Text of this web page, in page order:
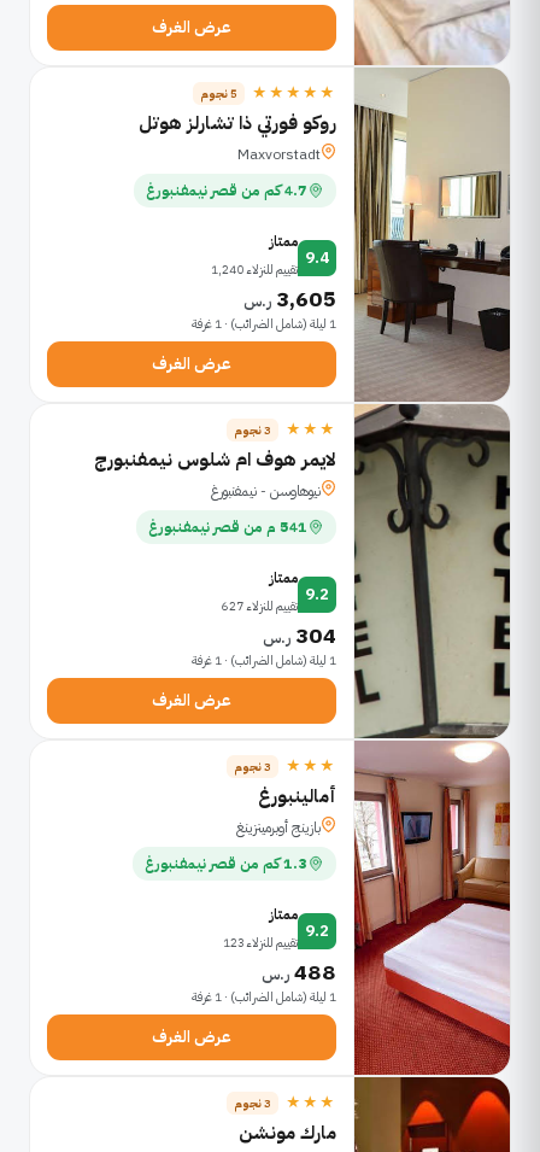
عرض الغرف
★★★★★ 5 نجوم
روكو فورتي ذا تشارلز هوتل
Maxvorstadt
4.7 كم من قصر نيمفنبورغ
9.4
ممتاز
تقييم للنزلاء 1,240
3,605 ر.س
1 ليلة (شامل الضرائب) · 1 غرفة
عرض الغرف
★★★ 3 نجوم
لايمر هوف ام شلوس نيمفنبورج
نيوهاوسن - نيمفنبورغ
541 م من قصر نيمفنبورغ
9.2
ممتاز
تقييم للنزلاء 627
304 ر.س
1 ليلة (شامل الضرائب) · 1 غرفة
عرض الغرف
★★★ 3 نجوم
أمالينبورغ
بازينج أوبرمينزينغ
1.3 كم من قصر نيمفنبورغ
9.2
ممتاز
تقييم للنزلاء 123
488 ر.س
1 ليلة (شامل الضرائب) · 1 غرفة
عرض الغرف
★★★ 3 نجوم
مارك مونشن